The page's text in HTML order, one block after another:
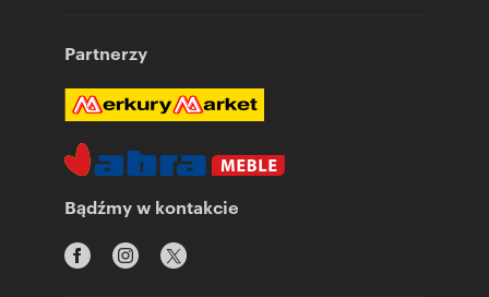
Partnerzy
Bądźmy w kontakcie